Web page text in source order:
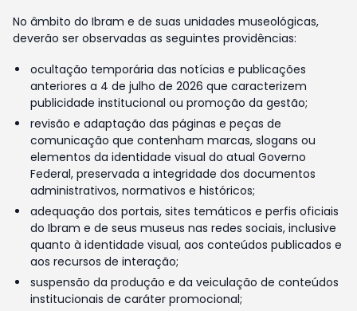
No âmbito do Ibram e de suas unidades museológicas,
deverão ser observadas as seguintes providências:
ocultação temporária das notícias e publicações
anteriores a 4 de julho de 2026 que caracterizem
publicidade institucional ou promoção da gestão;
revisão e adaptação das páginas e peças de
comunicação que contenham marcas, slogans ou
elementos da identidade visual do atual Governo
Federal, preservada a integridade dos documentos
administrativos, normativos e históricos;
adequação dos portais, sites temáticos e perfis oficiais
do Ibram e de seus museus nas redes sociais, inclusive
quanto à identidade visual, aos conteúdos publicados e
aos recursos de interação;
suspensão da produção e da veiculação de conteúdos
institucionais de caráter promocional;